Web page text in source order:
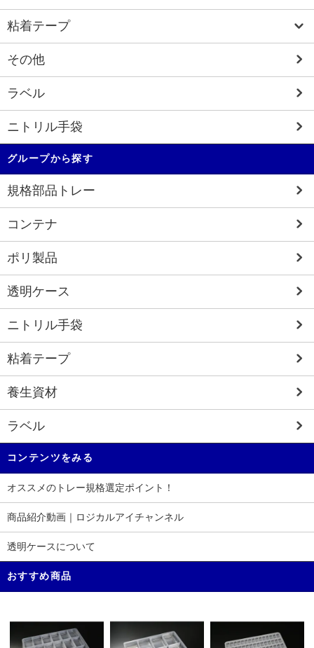
粘着テープ
その他
ラベル
ニトリル手袋
グループから探す
規格部品トレー
コンテナ
ポリ製品
透明ケース
ニトリル手袋
粘着テープ
養生資材
ラベル
コンテンツをみる
オススメのトレー規格選定ポイント！
商品紹介動画｜ロジカルアイチャンネル
透明ケースについて
おすすめ商品